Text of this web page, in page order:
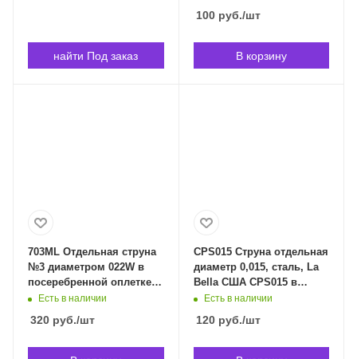
найти Под заказ
100руб./шт
В корзину
703ML Отдельная струна
№3 диаметром 022W в
посеребренной оплетке
из комплекта 700ML La
Владивостоке
Есть в наличии
320 руб./шт
CPS015 Струна отдельная
диаметр 0,015, сталь, La
Bella США CPS015 в
Владивостоке
Есть в наличии
120руб./шт